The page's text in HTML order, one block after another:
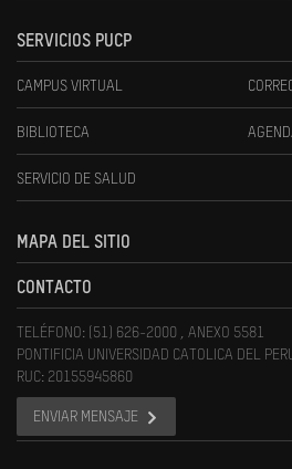
SERVICIOS PUCP
CAMPUS VIRTUAL
BIBLIOTECA
SERVICIO DE SALUD
MAPA DEL SITIO
CONTACTO
TELÉFONO: (51) 626-2000 , ANEXO 5581
PONTIFICIA UNIVERSIDAD CATOLICA DEL
RUC: 20155945860
ENVIAR MENSAJE